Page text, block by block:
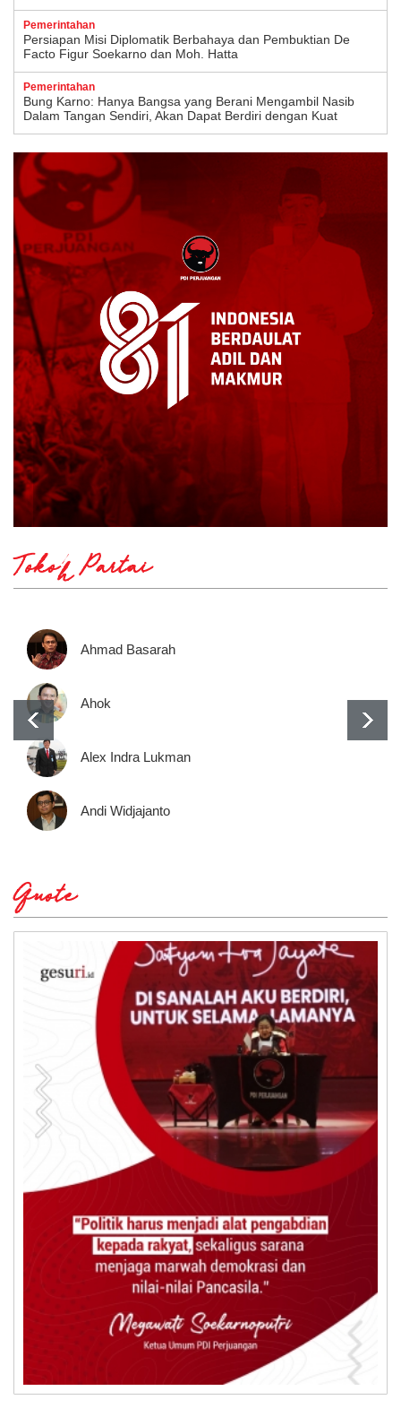
Pemerintahan
Persiapan Misi Diplomatik Berbahaya dan Pembuktian De
Facto Figur Soekarno dan Moh. Hatta
Pemerintahan
Bung Karno: Hanya Bangsa yang Berani Mengambil Nasib
Dalam Tangan Sendiri, Akan Dapat Berdiri dengan Kuat
Tokoh Partai
Ahmad Basarah
Ahok
Alex Indra Lukman
Andi Widjajanto
Quote